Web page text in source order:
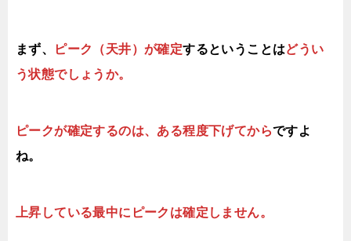
まず、 ピーク（天井）が確定するということはどうい
う状態でしょうか。
ピークが確定するのは、ある程度下げてからですよ
ね。
上昇している最中にピークは確定しません。